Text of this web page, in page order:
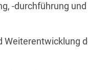
-durchführung und
Weiterentwicklung